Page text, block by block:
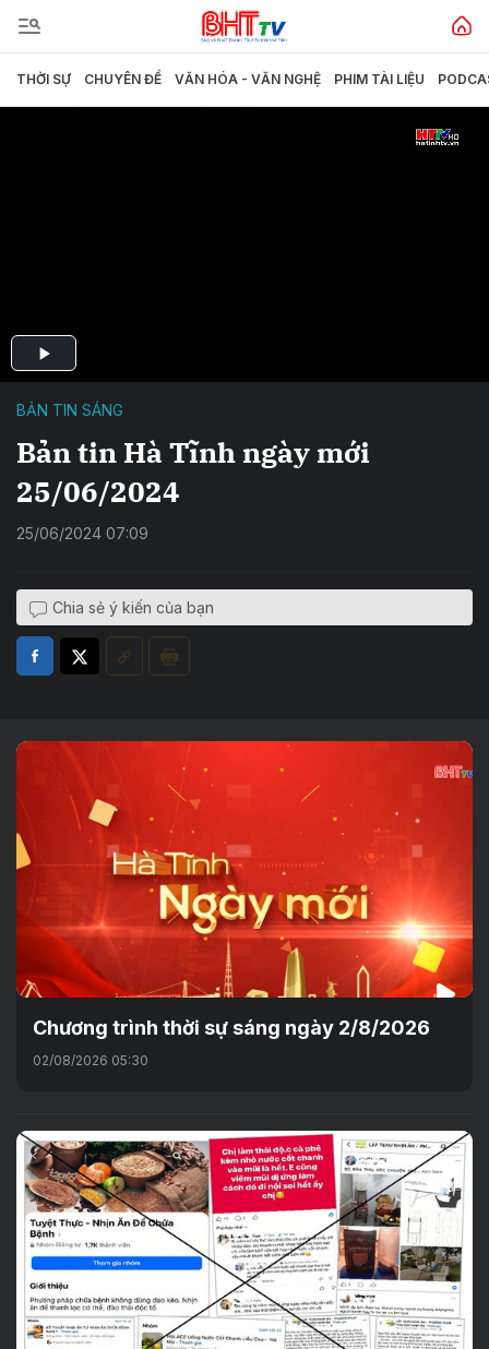
THỜI SỰ CHUYÊN ĐỀ VĂN HÓA - VĂN NGHỆ PHIM TÀI LIỆU
BẢN TIN SÁNG
Bản tin Hà Tĩnh ngày mới
25/06/2024
25/06/2024 07:09
Chia sẻ ý kiến của bạn
Chương trình thời sự sáng ngày 2/8/2026
02/08/2026 05:30